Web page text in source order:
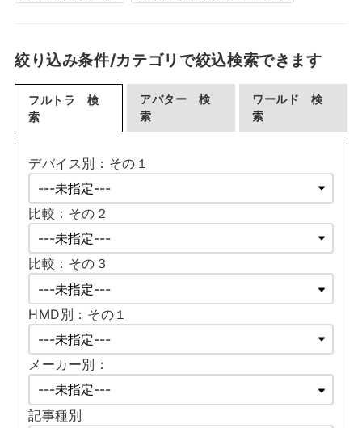
絞り込み条件/カテゴリで絞込検索できます
フルトラ 検
索
アバター 検
索
ワールド 検
索
デバイス別：その１
比較：その２
比較：その３
HMD別：その１
メーカー別：
記事種別